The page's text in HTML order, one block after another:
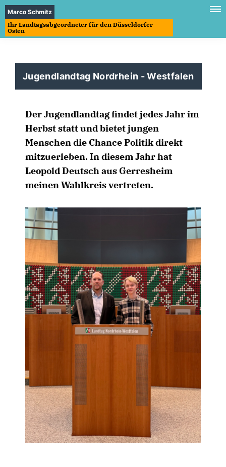
Marco Schmitz
Ihr Landtagsabgeordneter für den Düsseldorfer
Osten
Jugendlandtag Nordrhein - Westfalen
Der Jugendlandtag findet jedes Jahr im
Herbst statt und bietet jungen
Menschen die Chance Politik direkt
mitzuerleben. In diesem Jahr hat
Leopold Deutsch aus Gerresheim
meinen Wahlkreis vertreten.